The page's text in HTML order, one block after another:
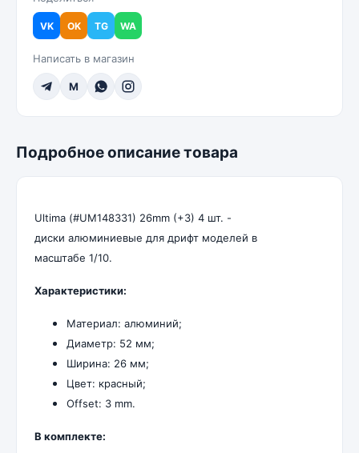
VK OK TG WA
Написать в магазин
M
Подробное описание товара
Ultima (#UM148331) 26mm (+3) 4 шт. -
диски алюминиевые для дрифт моделей в
масштабе 1/10.
Характеристики:
Материал: алюминий;
Диаметр: 52 мм;
Ширина: 26 мм;
Цвет: красный;
Offset: 3 mm.
В комплекте: